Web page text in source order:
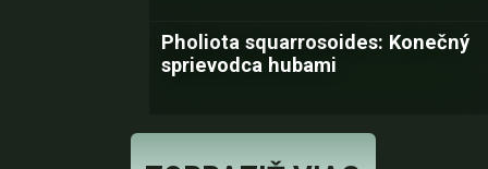
Pholiota squarrosoides: Konečný
sprievodca hubami